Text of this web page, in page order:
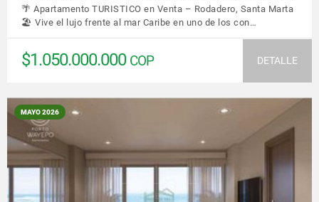
🌴 Apartamento TURISTICO en Venta – Rodadero, Santa Marta
🏖️ Vive el lujo frente al mar Caribe en uno de los con…
$1.050.000.000 COP DETALLE
MAYO 2026
VER DETALLES